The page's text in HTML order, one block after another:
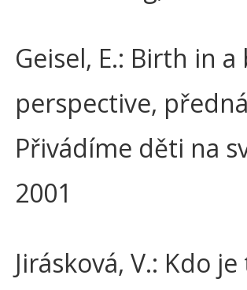
Geisel, E.: Birth in
perspective,
Přivádíme děti na
2001
Jirásková, V.: Kdo